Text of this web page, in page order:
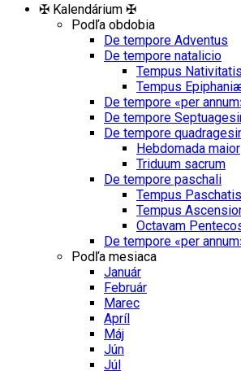
✠ Kalendárium ✠
Podľa obdobia
De tempore Adventus
De tempore natalicio
Tempus Nativitatis
Tempus
De tempore «per
De tempore
De tempore
Hebdomada maior
Triduum sacrum
De tempore paschali
Tempus Paschatis
Tempus
Octavam
De tempore «per
Podľa mesiaca
Január
Február
Marec
Apríl
Máj
Jún
Júl